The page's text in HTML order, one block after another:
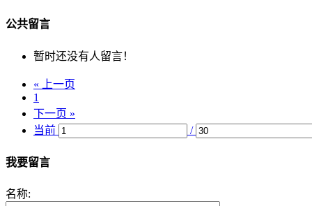
公共留言
暂时还没有人留言！
« 上一页
1
下一页 »
当前
/
我要留言
名称: